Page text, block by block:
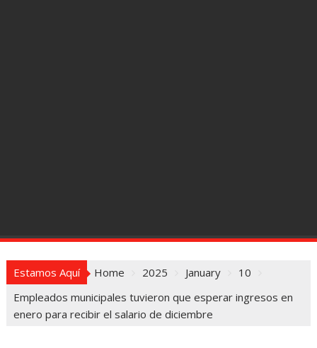
Estamos Aquí Home 2025 January
10
Empleados municipales tuvieron que esperar ingresos en
enero para recibir el salario de diciembre